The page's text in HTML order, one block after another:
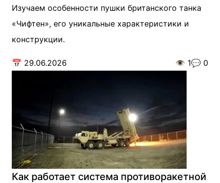
Изучаем особенности пушки британского танка
«Чифтен», его уникальные характеристики и
конструкции.
📅 29.06.2026 👁️ 1💬 0
Как работает система противоракетной